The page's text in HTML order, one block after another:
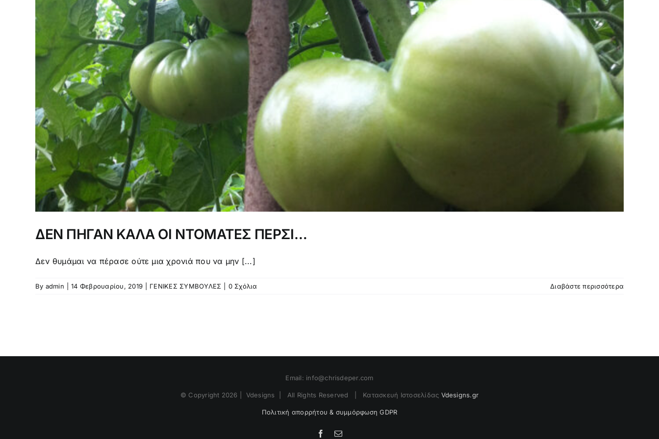
ΔΕΝ ΠΗΓΑΝ ΚΑΛΑ ΟΙ ΝΤΟΜΑΤΕΣ ΠΕΡΣΙ…
Δεν θυμάμαι να πέρασε ούτε μια χρονιά που να μην [...]
By admin 14 Φεβρουαρίου, 2019 ΓΕΝΙΚΕΣ ΣΥΜΒΟΥΛΕΣ 0 Σχόλια Διαβάστε περισσότερα
Email: info@chrisdeper.com
© Copyright 2026 | Vdesigns | All Rights Reserved | Κατασκευή Ιστοσελίδας Vdesigns.gr
Πολιτική απορρήτου & συμμόρφωση GDPR
Facebook
Email